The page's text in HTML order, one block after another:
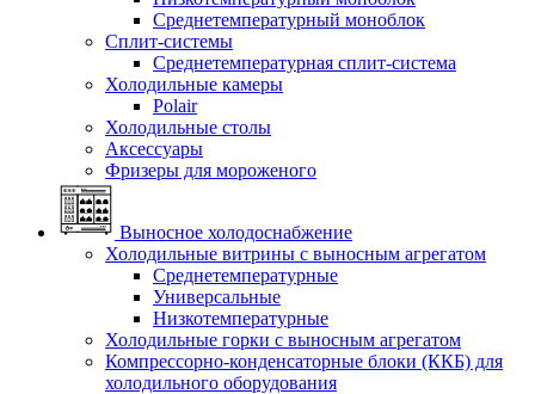
Среднетемпературный моноблок
Сплит-системы
Среднетемпературная сплит-система
Холодильные камеры
Polair
Холодильные столы
Аксессуары
Фризеры для мороженого
Выносное холодоснабжение
Холодильные витрины с выносным агрегатом
Среднетемпературные
Универсальные
Низкотемпературные
Холодильные горки с выносным агрегатом
Компрессорно-конденсаторные блоки (ККБ) для
холодильного оборудования